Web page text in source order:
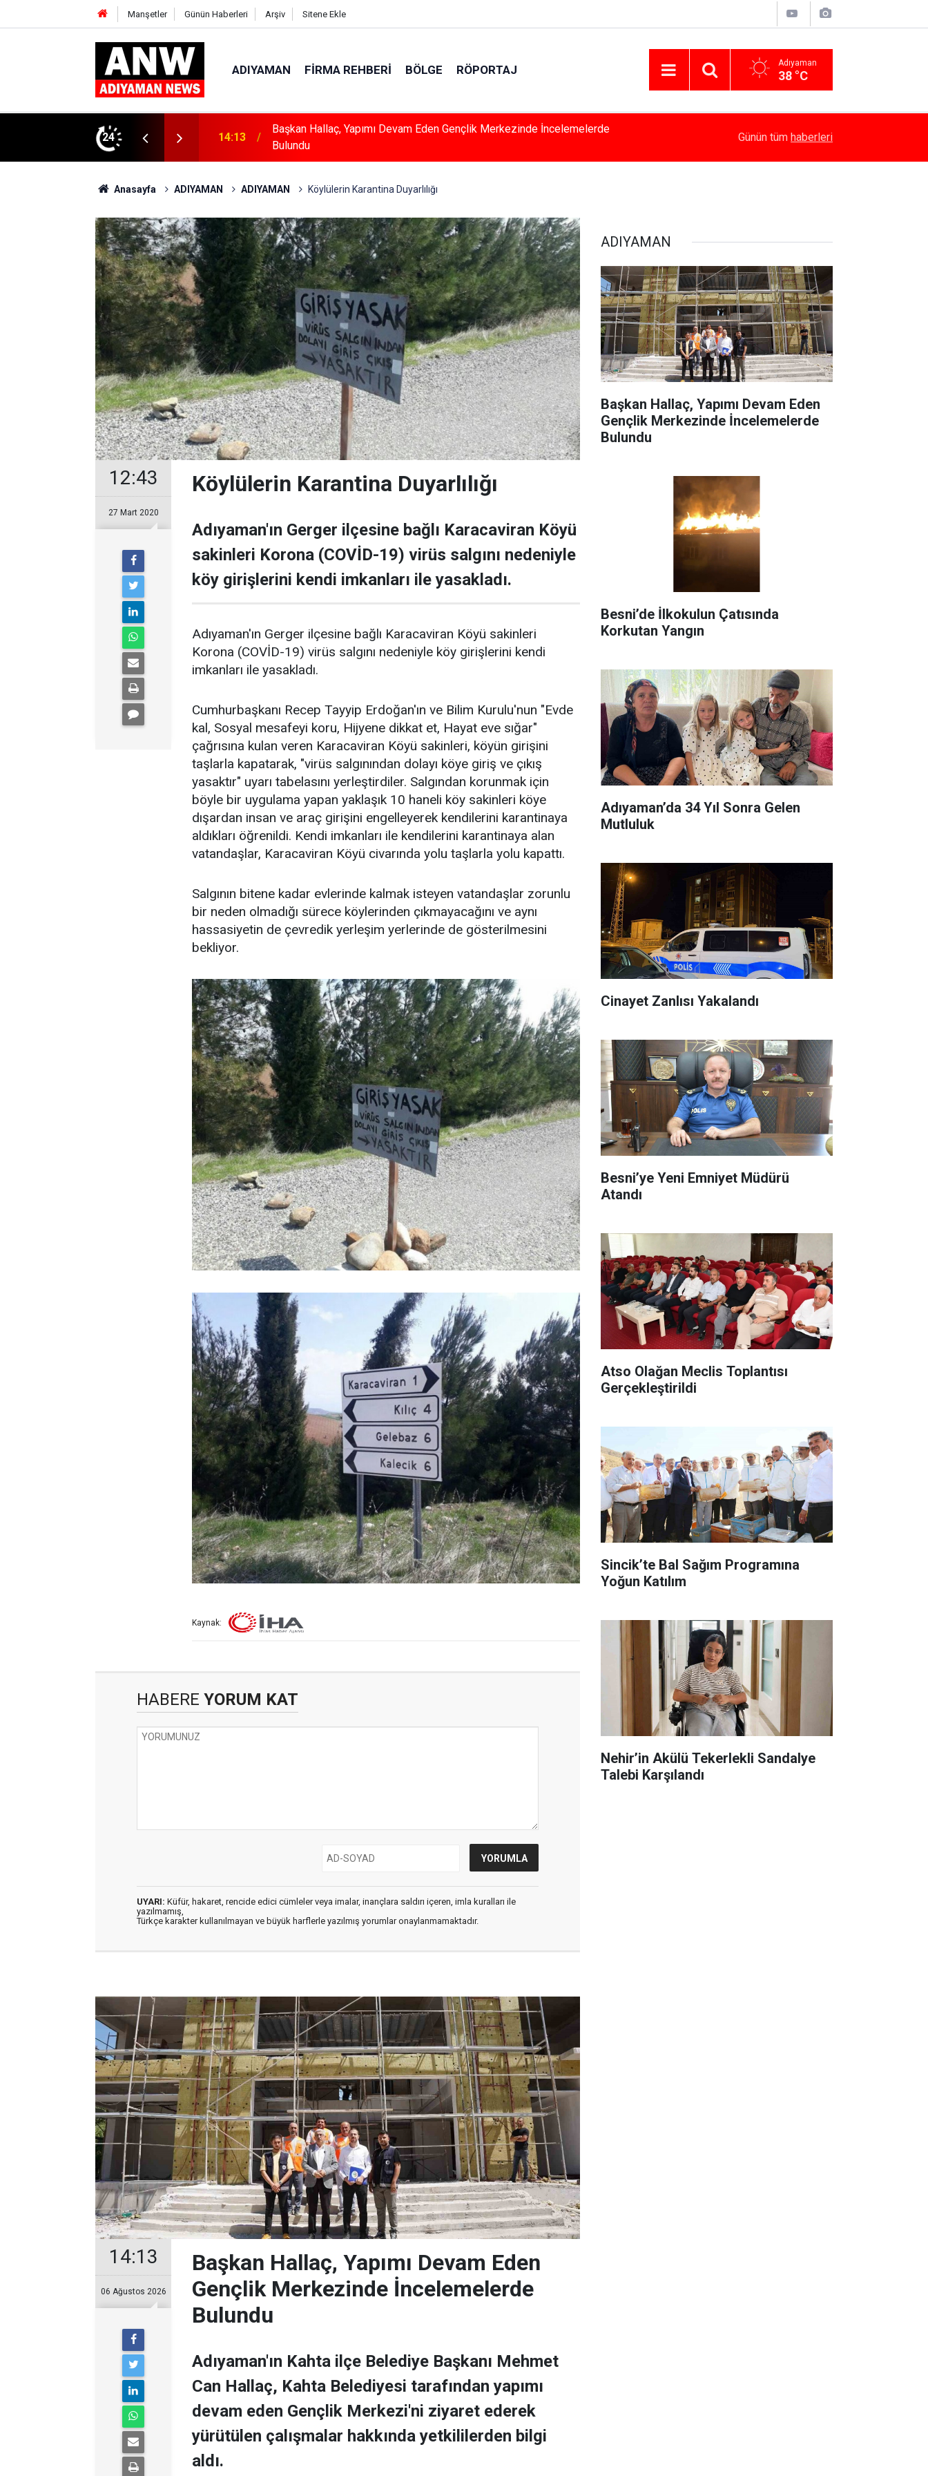
Manşetler Günün Haberleri Arşiv Sitene Ekle
ADIYAMAN FIRMA REHBERI BÖLGE RÖPORTAJ Adıyaman
38 °C
24
Gençlik Merkezinde İncelemelerde
12:43 Besni’de İlkokulun Çatısında Korkutan Yangın Adıyaman’da 34 Yıl Sonra Gelen Mutluluk
Günün tüm haberleri
Anasayfa ADIYAMAN ADIYAMAN Köylülerin Karantina Duyarlılığı
12:43
27 Mart 2020
Köylülerin Karantina Duyarlılığı
Adıyaman'ın Gerger ilçesine bağlı Karacaviran Köyü
sakinleri Korona (COVİD-19) virüs salgını nedeniyle
köy girişlerini kendi imkanları ile yasakladı.
Adıyaman'ın Gerger ilçesine bağlı Karacaviran Köyü sakinleri
Korona (COVİD-19) virüs salgını nedeniyle köy girişlerini kendi
imkanları ile yasakladı.
Cumhurbaşkanı Recep Tayyip Erdoğan'ın ve Bilim Kurulu'nun "Evde
kal, Sosyal mesafeyi koru, Hijyene dikkat et, Hayat eve sığar"
çağrısına kulan veren Karacaviran Köyü sakinleri, köyün girişini
taşlarla kapatarak, "virüs salgınından dolayı köye giriş ve çıkış
yasaktır" uyarı tabelasını yerleştirdiler. Salgından korunmak için
böyle bir uygulama yapan yaklaşık 10 haneli köy sakinleri köye
dışardan insan ve araç girişini engelleyerek kendilerini karantinaya
aldıkları öğrenildi. Kendi imkanları ile kendilerini karantinaya alan
vatandaşlar, Karacaviran Köyü civarında yolu taşlarla yolu kapattı.
Salgının bitene kadar evlerinde kalmak isteyen vatandaşlar zorunlu
bir neden olmadığı sürece köylerinden çıkmayacağını ve aynı
hassasiyetin de çevredik yerleşim yerlerinde de gösterilmesini
bekliyor.
Kaynak:
HABERE YORUM KAT
UYARI: Küfür, hakaret, rencide edici cümleler veya imalar, inançlara saldırı içeren, imla kuralları ile
yazılmamış,
Türkçe karakter kullanılmayan ve büyük harflerle yazılmış yorumlar onaylanmamaktadır.
14:13
06 Ağustos 2026
Başkan Hallaç, Yapımı Devam Eden
Gençlik Merkezinde İncelemelerde
Bulundu
Adıyaman'ın Kahta ilçe Belediye Başkanı Mehmet
Can Hallaç, Kahta Belediyesi tarafından yapımı
devam eden Gençlik Merkezi'ni ziyaret ederek
yürütülen çalışmalar hakkında yetkililerden bilgi
aldı.
ADIYAMAN
Başkan Hallaç, Yapımı Devam Eden
Gençlik Merkezinde İncelemelerde
Bulundu
Besni’de İlkokulun Çatısında
Korkutan Yangın
Adıyaman’da 34 Yıl Sonra Gelen
Mutluluk
Cinayet Zanlısı Yakalandı
Besni’ye Yeni Emniyet Müdürü
Atandı
Atso Olağan Meclis Toplantısı
Gerçekleştirildi
Sincik’te Bal Sağım Programına
Yoğun Katılım
Nehir’in Akülü Tekerlekli Sandalye
Talebi Karşılandı